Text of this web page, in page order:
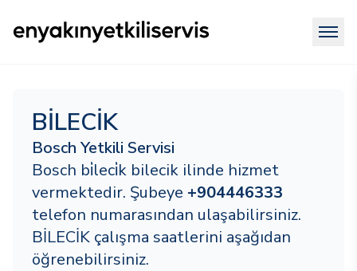
BİLECİK
Bosch Yetkili Servisi
Bosch bi̇leci̇k bilecik ilinde hizmet
vermektedir. Şubeye +904446333
telefon numarasından ulaşabilirsiniz.
BİLECİK çalışma saatlerini aşağıdan
öğrenebilirsiniz.